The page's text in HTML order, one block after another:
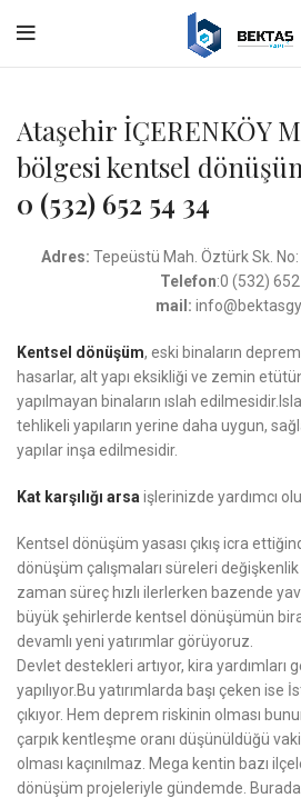
Ataşehir İÇERENKÖY
bölgesi kentsel
0 (532) 652 54 34
Adres: Tepeüstü Mah. Öztürk Sk.
Telefon:0 (532)
mail:
Kentsel dönüşüm, eski binaların
hasarlar, alt yapı eksikliği ve zemin
yapılmayan binaların ıslah
tehlikeli yapıların yerine daha uygun,
yapılar inşa edilmesidir.
Kat karşılığı arsa işlerinizde yardımcı
Kentsel dönüşüm yasası çıkış icra
dönüşüm çalışmaları süreleri
zaman süreç hızlı ilerlerken bazende
büyük şehirlerde kentsel dönüşümün
devamlı yeni yatırımlar görüyoruz.
Devlet destekleri artıyor, kira yardımları
yapılıyor.Bu yatırımlarda başı çeken ise
çıkıyor. Hem deprem riskinin olması
çarpık kentleşme oranı düşünüldüğü
olması kaçınılmaz. Mega kentin bazı
dönüşüm projeleriyle gündemde. Burada